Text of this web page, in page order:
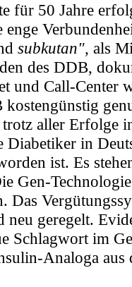
für 50 Jahre
enge
subkutan", als
des DDB,
und Call-Center
aller Erfolge
Diabetiker in
ist. Es
Gen-
Das
geregelt.
Schlagwort im
Analoga aus